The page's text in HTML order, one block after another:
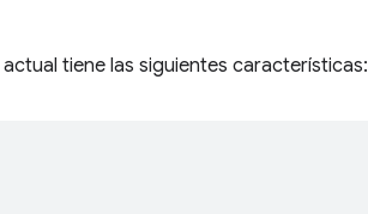
actual tiene las siguientes características: